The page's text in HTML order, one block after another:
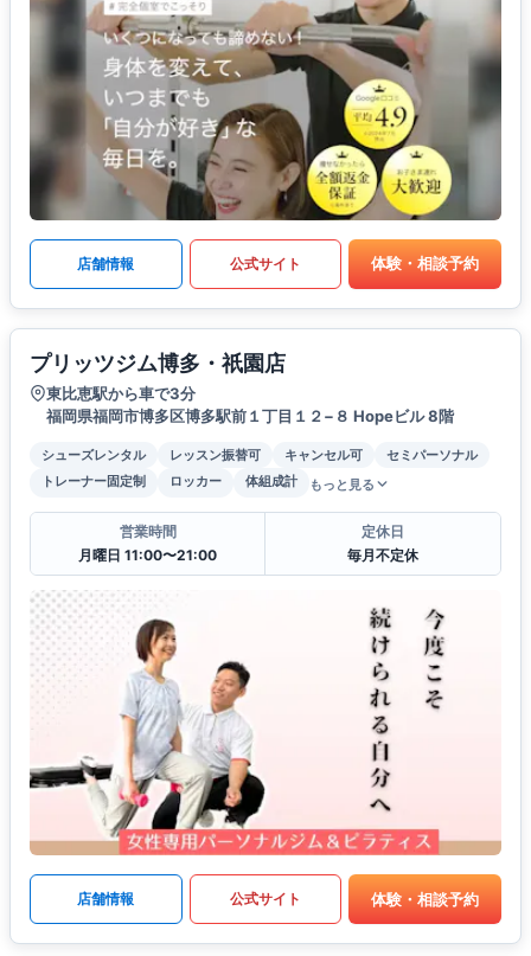
店舗情報 公式サイト 体験・相談予約
プリッツジム博多・祇園店
東比恵駅から車で3分
福岡県福岡市博多区博多駅前１丁目１２−８ Hopeビル 8階
シューズレンタル レッスン振替可 キャンセル可
セミパーソナル
トレーナー固定制
ロッカー 体組成計 もっと見る
営業時間
月曜日 11:00〜21:00
定休日
毎月不定休
店舗情報 公式サイト 体験・相談予約